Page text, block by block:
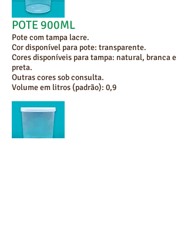
POTE 900ML
Pote com tampa lacre.
Cor disponível para pote: transparente.
Cores disponíveis para tampa: natural, branca e
preta.
Outras cores sob consulta.
Volume em litros (padrão): 0,9